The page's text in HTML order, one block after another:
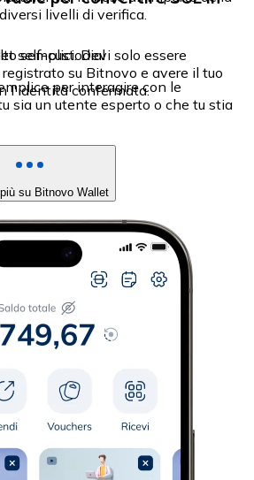
livelli di verifica.
semplici. Devi solo essere
su Bitnovo e avere il tuo
l'identità confermata.
self-custodial
per interagire con le
sia un utente esperto o che tu stia
su Bitnovo Wallet